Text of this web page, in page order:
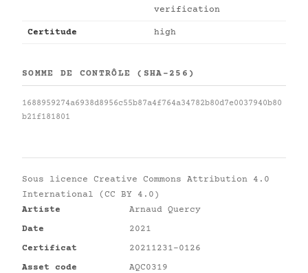
verification
Certitude high
SOMME DE CONTRÔLE (SHA-256)
1688959274a6938d8956c55b87a4f764a34782b80d7e0037940b80
b21f181801
Sous licence Creative Commons Attribution 4.0
International (CC BY 4.0)
Artiste
Arnaud Quercy
Date
2021
Certificat
20211231-0126
Asset code
AQC0319